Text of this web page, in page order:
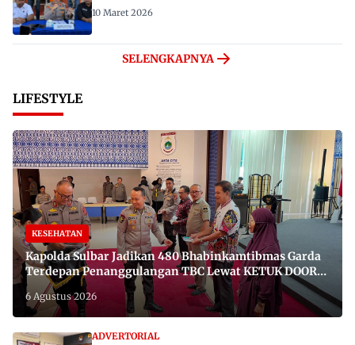
10 Maret 2026
SELENGKAPNYA
LIFESTYLE
KESEHATAN
Kapolda Sulbar Jadikan 480 Bhabinkamtibmas Garda
Terdepan Penanggulangan TBC Lewat KETUK DOORS
di 650 Desa
6 Agustus 2026
ADVERTORIAL